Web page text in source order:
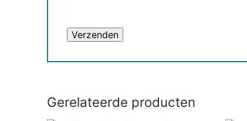
Gerelateerde producten